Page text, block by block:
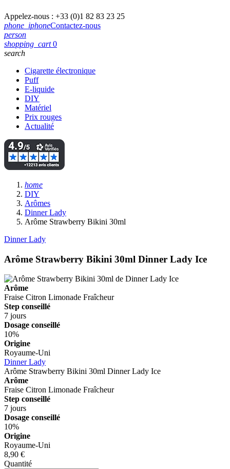
Appelez-nous : +33 (0)1 82 83 23 25
phone_iphoneContactez-nous
person
shopping_cart 0
search
Cigarette électronique
Puff
E-liquide
DIY
Matériel
Prix rouges
Actualité
home
DIY
Arômes
Dinner Lady
Arôme Strawberry Bikini 30ml
Dinner Lady
Arôme Strawberry Bikini 30ml Dinner Lady Ice
Arôme
Fraise Citron Limonade Fraîcheur
Step conseillé
7 jours
Dosage conseillé
10%
Origine
Royaume-Uni
Dinner Lady
Arôme Strawberry Bikini 30ml Dinner Lady Ice
Arôme
Fraise Citron Limonade Fraîcheur
Step conseillé
7 jours
Dosage conseillé
10%
Origine
Royaume-Uni
8,90 €
Quantité